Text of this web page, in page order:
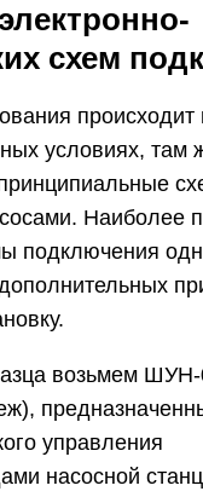
схем
происходит
условиях, там
Наиболее
подключения
возьмем
управления
насосной